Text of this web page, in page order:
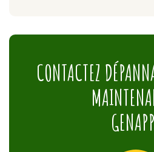
CONTACTEZ